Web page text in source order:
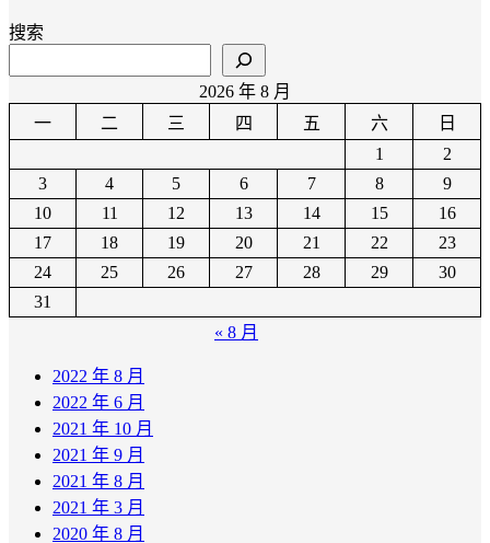
搜索
2026 年 8 月
一
二 三 四 五 六
日
1
2
3
4 5 6 7 8
9
10
11 12 13 14 15
16
17
18 19 20 21 22
23
24
25 26 27 28 29
30
31
« 8 月
2022 年 8 月
2022 年 6 月
2021 年 10 月
2021 年 9 月
2021 年 8 月
2021 年 3 月
2020 年 8 月